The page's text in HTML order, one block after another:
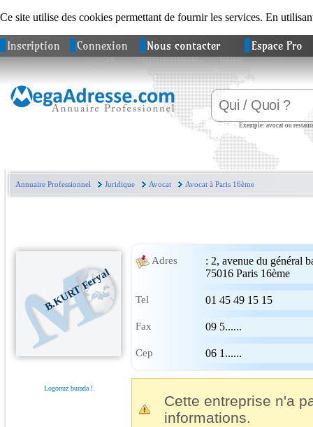
Ce site utilise des cookies permettant de fournir les services. En
Inscription Connexion Nous contacter Espace Pro
Exemple: avocat ou
Annuaire Professionnel Juridique Avocat Avocat à Paris 16ème
B.KURT Feryal
Logonuz burada !
Adres : 2, avenue du général
75016 Paris 16ème
Tel 01 45 49 15 15
Fax 09 5......
Cep 06 1......
Cette entreprise n'a
informations.